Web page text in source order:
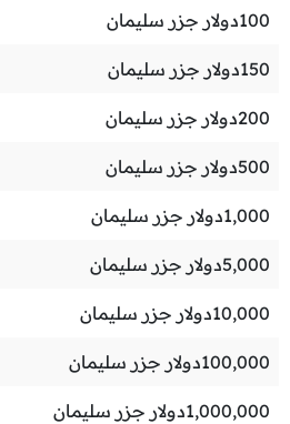
100دولار جزر سليمان
150دولار جزر سليمان
200دولار جزر سليمان
500دولار جزر سليمان
1,000دولار جزر سليمان
5,000دولار جزر سليمان
10,000دولار جزر سليمان
100,000دولار جزر سليمان
1,000,000دولار جزر سليمان